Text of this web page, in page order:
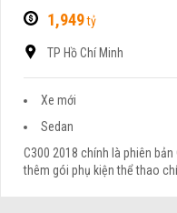
1,949tỷ
TP Hồ Chí Minh
Xe mới
Sedan
C300 2018 chính là phiên
thêm gói phụ kiện thể thao